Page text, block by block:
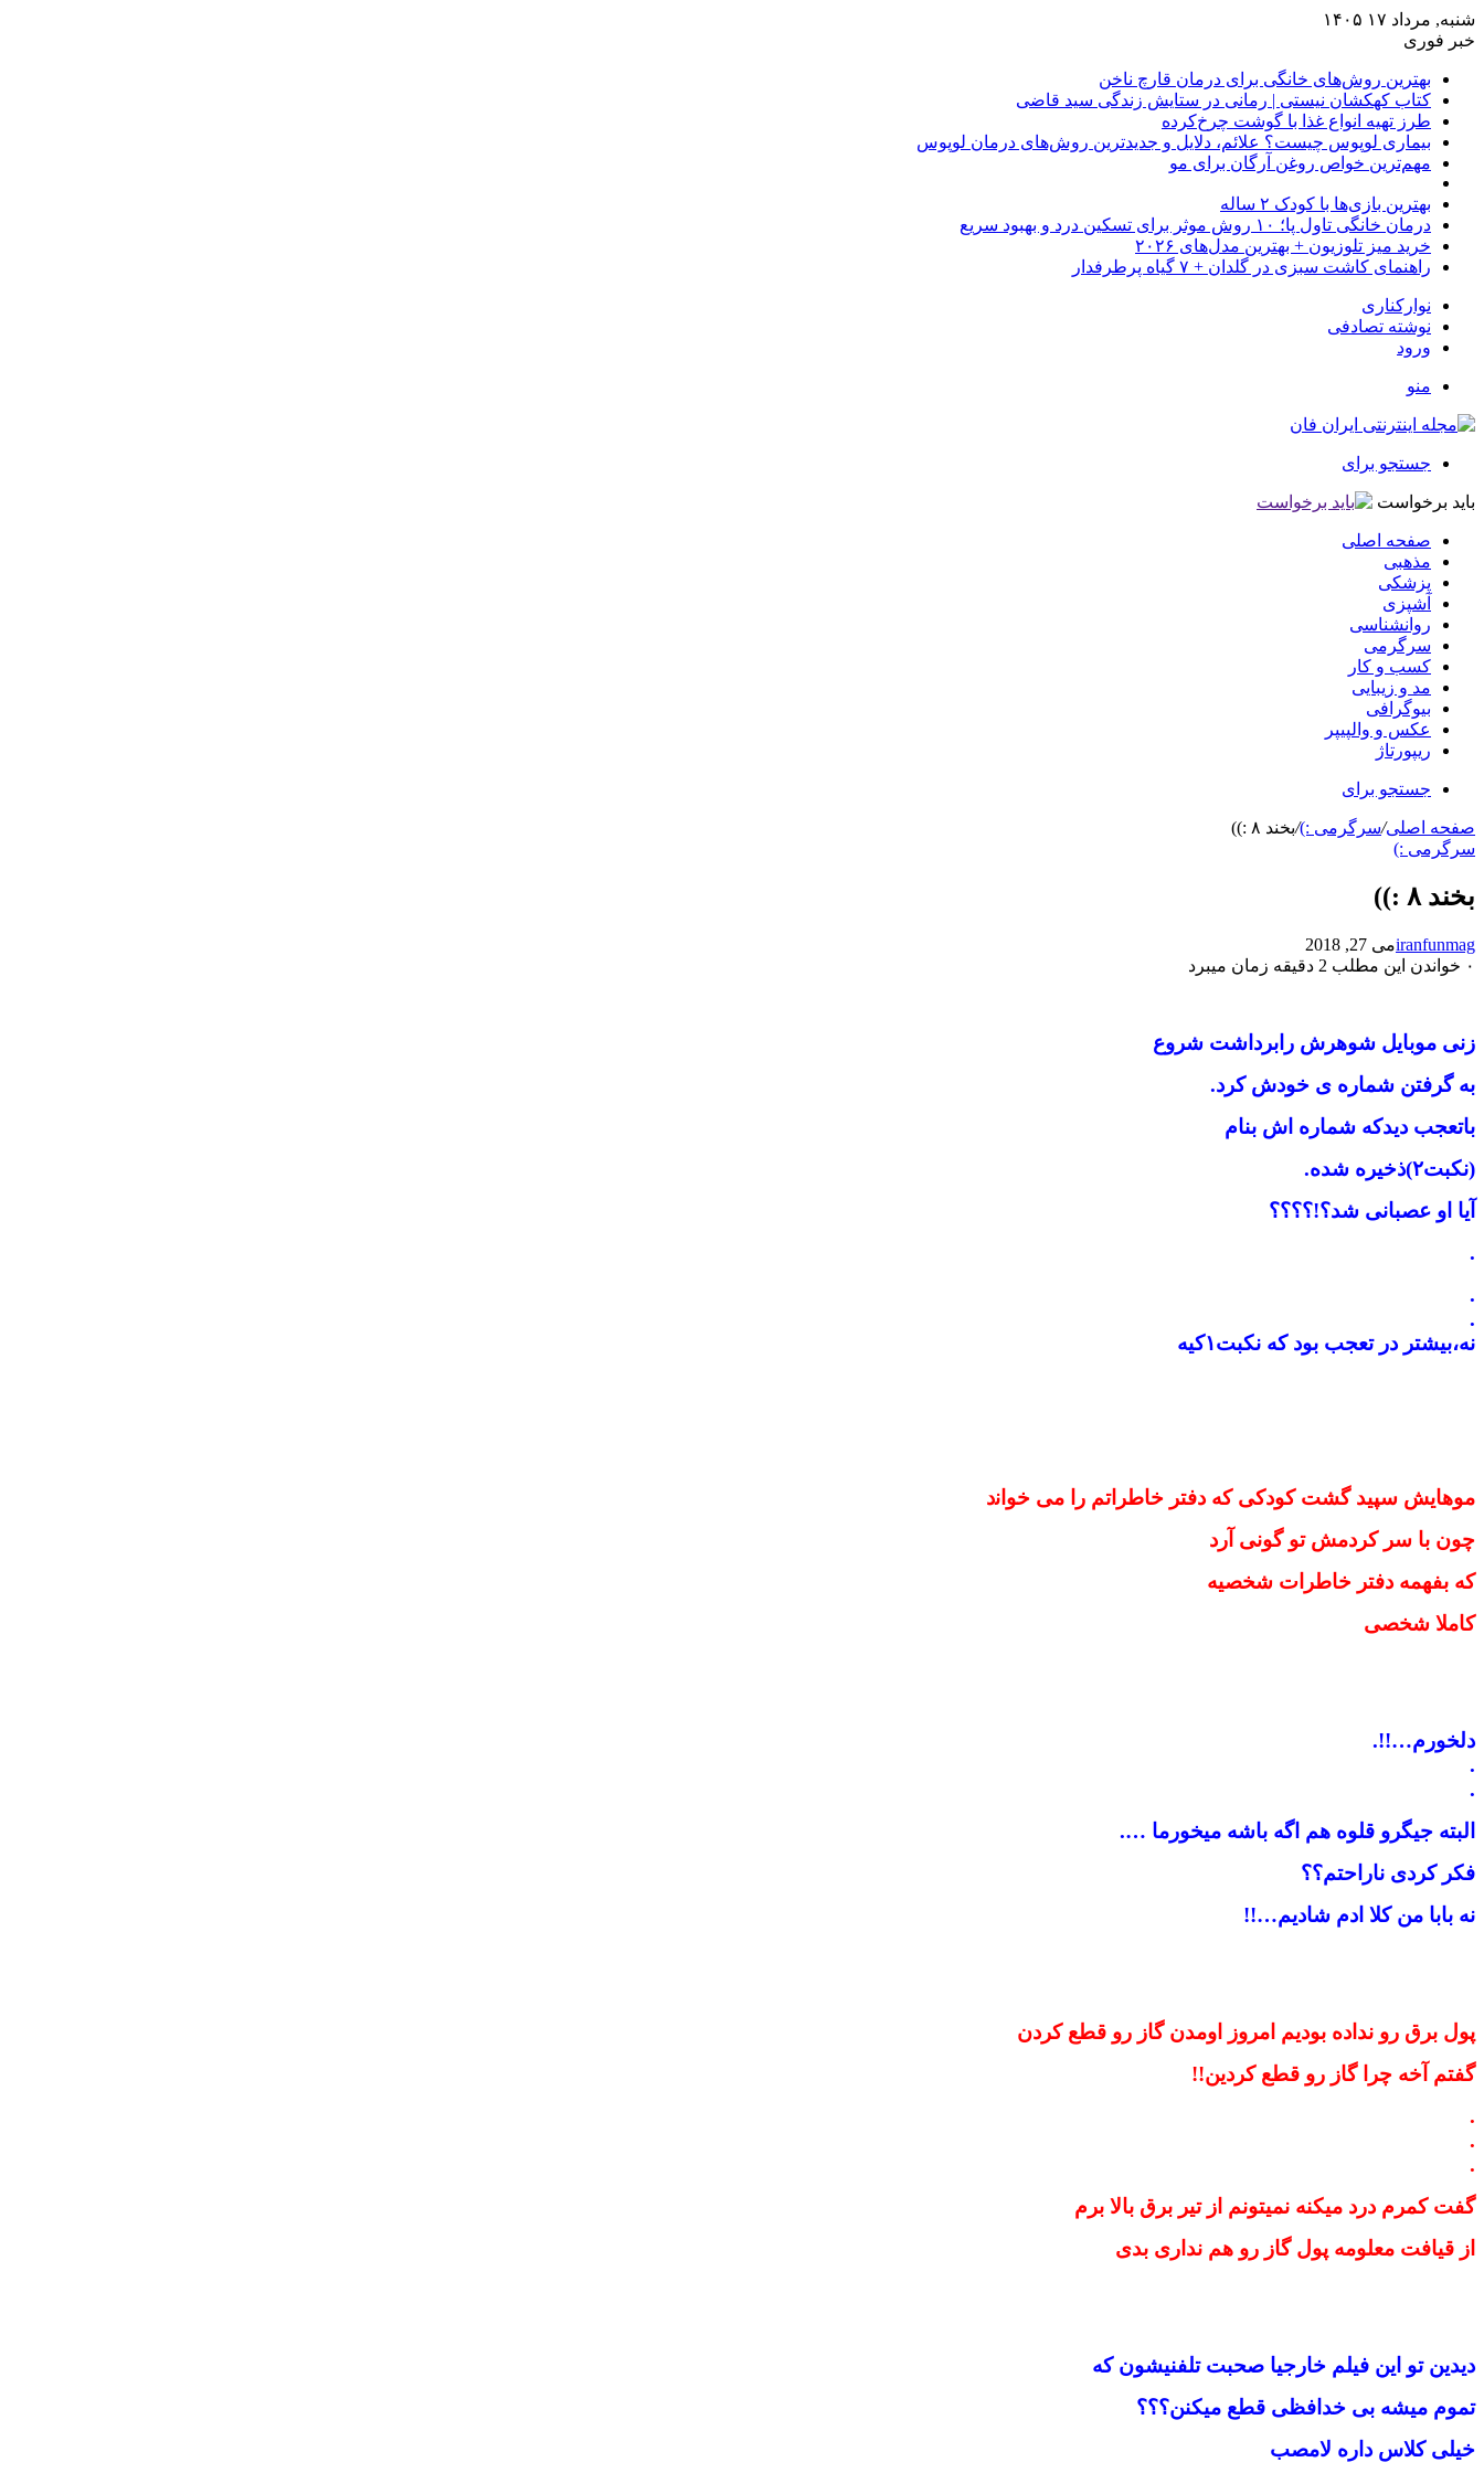
شنبه, مرداد ۱۷ ۱۴۰۵
خبر فوری
بهترین روش‌های خانگی برای درمان قارچ ناخن
کتاب کهکشان نیستی | رمانی در ستایش زندگی سید قاضی
طرز تهیه انواع غذا با گوشت چرخ‌کرده
بیماری لوپوس چیست؟ علائم، دلایل و جدیدترین روش‌های درمان لوپوس
مهم‌ترین خواص روغن آرگان برای مو
بهترین بازی‌ها با کودک ۲ ساله
درمان خانگی تاول پا؛ ۱۰ روش موثر برای تسکین درد و بهبود سریع
خرید میز تلوزیون + بهترین مدل‌های ۲۰۲۶
راهنمای کاشت سبزی در گلدان + ۷ گیاه پرطرفدار
نوارکناری
نوشته تصادفی
ورود
منو
جستجو برای
باید برخواست
صفحه اصلی
مذهبی
پزشکی
آشپزی
روانشناسی
سرگرمی
کسب و کار
مد و زیبایی
بیوگرافی
عکس و والپیپر
ریپورتاژ
جستجو برای
صفحه اصلی/سرگرمی :)/بخند ۸ :))
سرگرمی :)
بخند ۸ :))
iranfunmagمی 27, 2018
۰ خواندن این مطلب 2 دقیقه زمان میبرد
زنی موبایل شوهرش رابرداشت شروع
به گرفتن شماره ی خودش کرد.
باتعجب دیدکه شماره اش بنام
(نکبت۲)ذخیره شده.
آیا او عصبانی شد؟!؟؟؟؟
.
.
.
نه،بیشتر در تعجب بود که نکبت۱کیه
ﻣﻮهاﯾﺶ ﺳﭙﯿﺪ ﮔﺸﺖ ﮐﻮﺩﮐﯽ ﮐﻪ ﺩﻓﺘﺮ ﺧﺎﻃﺮﺍﺗﻢ ﺭﺍ ﻣﯽ ﺧﻮﺍﻧد
ﭼﻮﻥ ﺑﺎ ﺳﺮ ﮐﺮﺩﻣﺶ ﺗﻮ ﮔﻮﻧﯽ ﺁﺭﺩ
ﮐﻪ بفهمه ﺩﻓﺘﺮ ﺧﺎﻃﺮﺍﺕ ﺷﺨﺼﯿﻪ
ﮐﺎﻣﻼ ﺷﺨﺼﯽ
دلخورم…!!.
.
.
البته جیگرو قلوه هم اگه باشه میخورما ….
فکر کردی ناراحتم؟؟
نه بابا من کلا ادم شادیم…!!
ﭘﻮﻝ ﺑﺮﻕ ﺭﻭ ﻧﺪﺍﺩﻩ ﺑﻮﺩﯾﻢ ﺍﻣﺮﻭﺯ ﺍﻭﻣﺪﻥ ﮔﺎﺯ ﺭﻭ ﻗﻄﻊ ﮐﺮﺩﻥ
ﮔﻔﺘﻢ ﺁﺧﻪ ﭼﺮﺍ ﮔﺎﺯ ﺭﻭ ﻗﻄﻊ ﮐﺮﺩﯾﻦ!!
.
.
.
ﮔﻔﺖ ﮐﻤﺮﻡ ﺩﺭﺩ ﻣﯿﮑﻨﻪ ﻧﻤﯿﺘﻮﻧﻢ ﺍﺯ ﺗﯿﺮ ﺑﺮﻕ ﺑﺎﻻ ﺑﺮﻡ
ﺍﺯ ﻗﯿﺎفت ﻣﻌﻠﻮﻣﻪ ﭘﻮﻝ ﮔﺎﺯ ﺭﻭ ﻫﻢ ﻧﺪﺍﺭﯼ ﺑﺪﯼ
دیدین تو این فیلم خارجیا صحبت تلفنیشون که
تموم میشه بی خدافظی قطع میکنن؟؟؟
خیلی کلاس داره لامصب